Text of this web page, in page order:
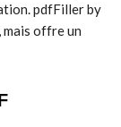
pdfFiller by
offre un